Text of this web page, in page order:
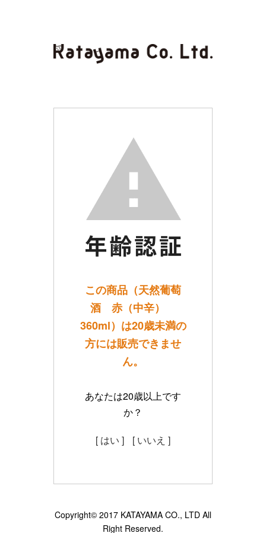
この商品（天然葡萄
酒 赤（中辛）
360ml）は20歳未満の
方には販売できませ
ん。
あなたは20歳以上です
か？
[ はい ] [ いいえ ]
Copyright© 2017 KATAYAMA CO., LTD All
Right Reserved.